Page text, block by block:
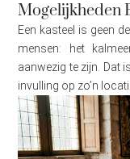
Mogelijkheden
Een kasteel is geen
mensen: het
aanwezig te zijn. Dat
invulling op zo’n